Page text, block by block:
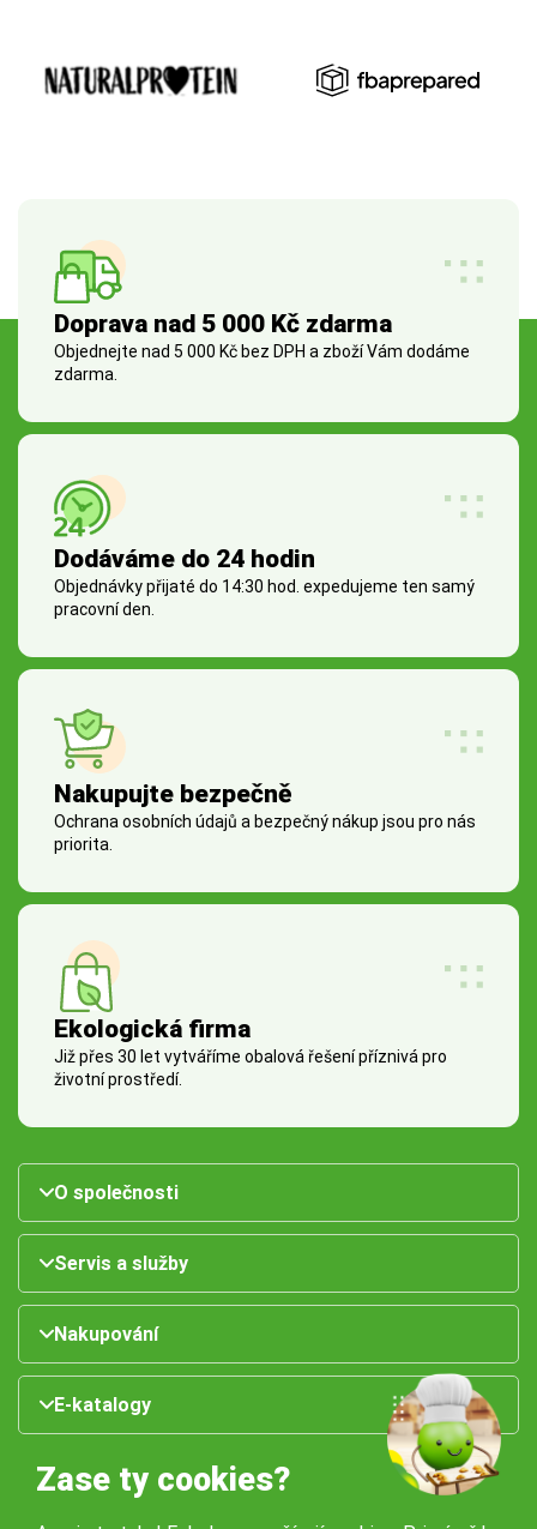
Doprava nad 5 000 Kč zdarma
Objednejte nad 5 000 Kč bez DPH a zboží Vám dodáme
zdarma.
Dodáváme do 24 hodin
Objednávky přijaté do 14:30 hod. expedujeme ten samý
pracovní den.
Nakupujte bezpečně
Ochrana osobních údajů a bezpečný nákup jsou pro nás
priorita.
Ekologická firma
Již přes 30 let vytváříme obalová řešení příznivá pro
životní prostředí.
O společnosti
Servis a služby
Nakupování
E-katalogy
Zase ty cookies?